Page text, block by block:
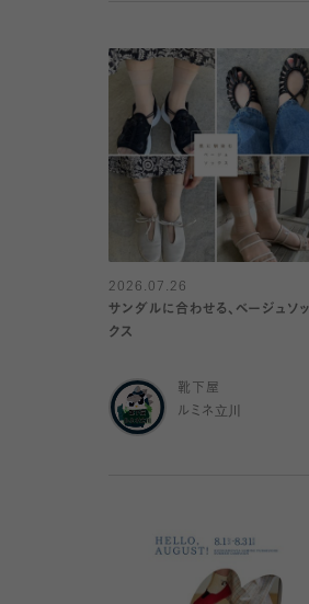
2026.07.26
サンダルに合わせる、ベージュソッ
クス
靴下屋
ルミネ立川